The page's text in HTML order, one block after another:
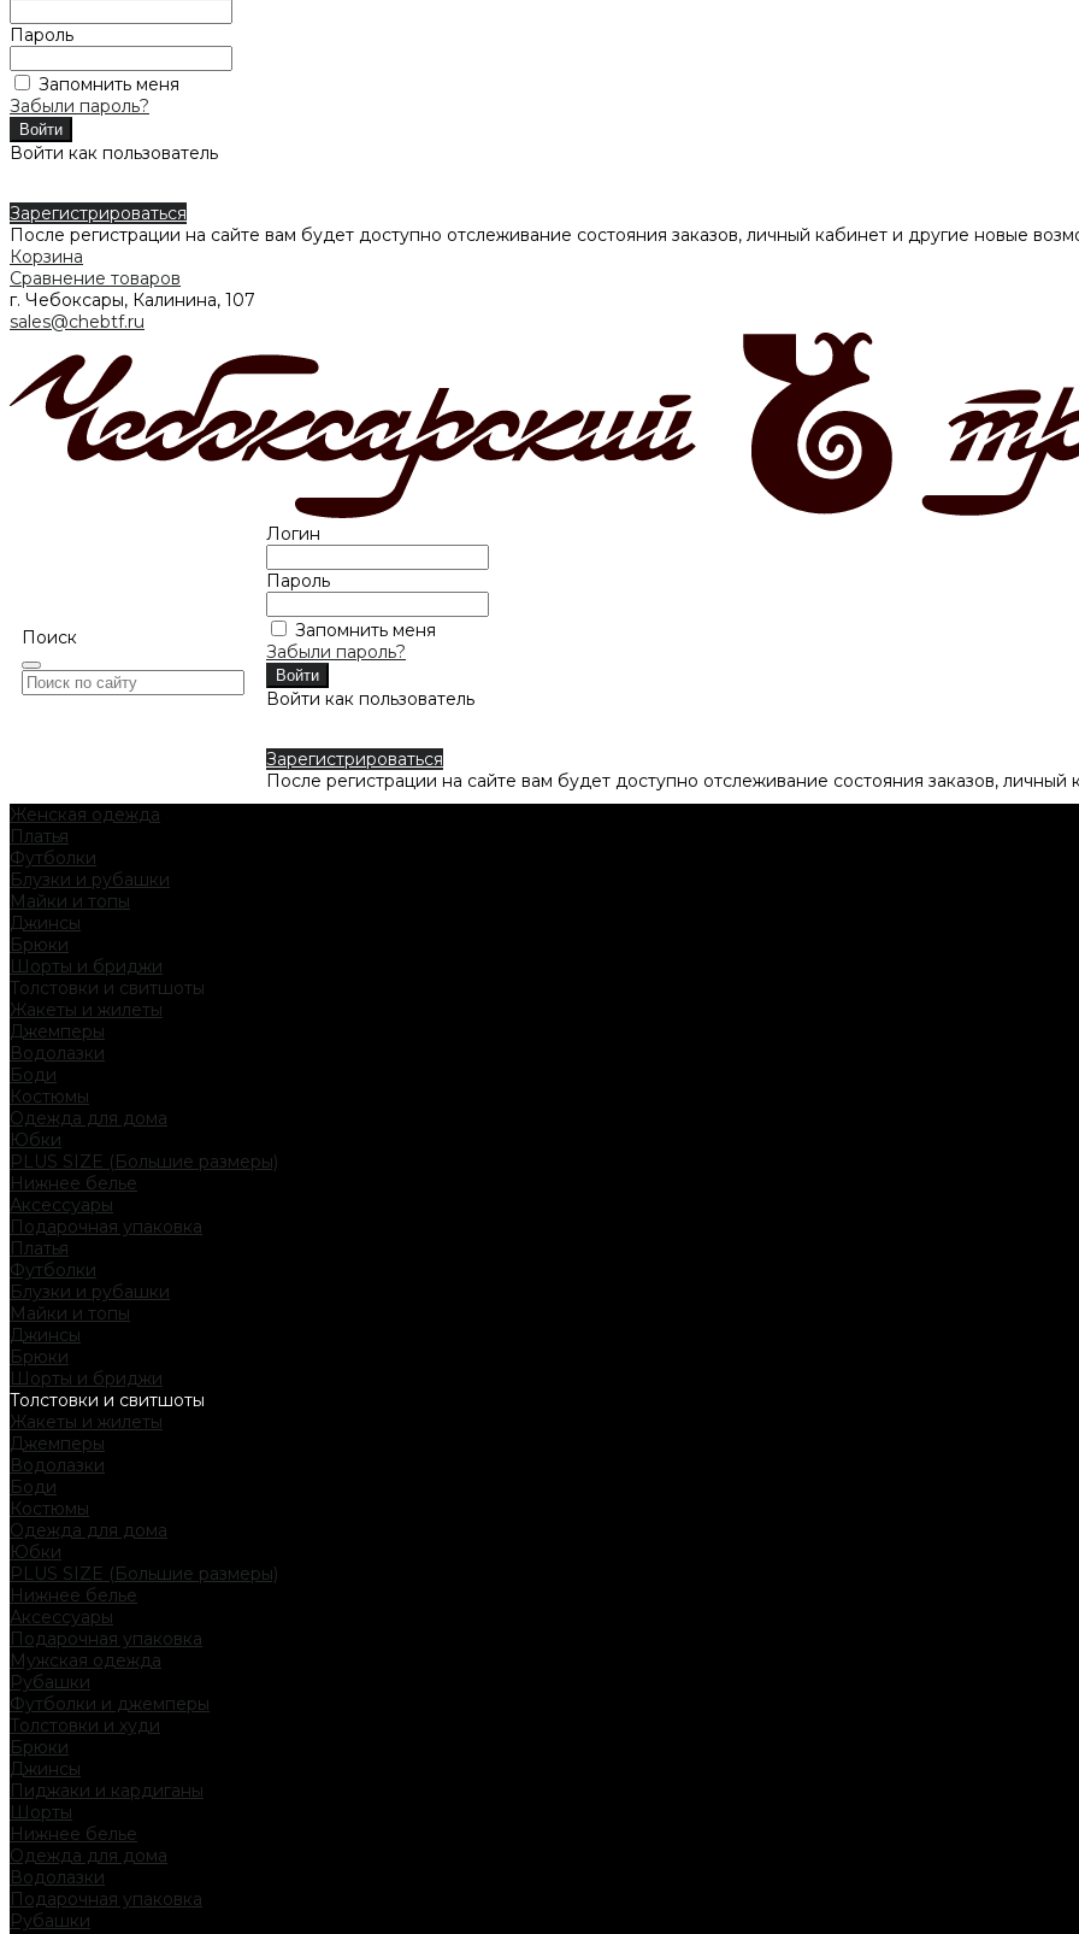
Пароль
Запомнить меня
Забыли пароль?
Войти как пользователь
Зарегистрироваться
После регистрации на сайте вам будет доступно отслеживание состояния заказов, личный кабинет и другие новые
Корзина
Сравнение товаров
г. Чебоксары, Калинина, 107
sales@chebtf.ru
Поиск
Логин
Пароль
Запомнить меня
Забыли пароль?
Войти как пользователь
Зарегистрироваться
После регистрации на сайте вам будет доступно отслеживание состояния заказов,
Женская одежда
Платья
Футболки
Блузки и рубашки
Майки и топы
Джинсы
Брюки
Шорты и бриджи
Толстовки и свитшоты
Жакеты и жилеты
Джемперы
Водолазки
Боди
Костюмы
Одежда для дома
Юбки
PLUS SIZE (Большие размеры)
Нижнее белье
Аксессуары
Подарочная упаковка
Платья
Футболки
Блузки и рубашки
Майки и топы
Джинсы
Брюки
Шорты и бриджи
Толстовки и свитшоты
Жакеты и жилеты
Джемперы
Водолазки
Боди
Костюмы
Одежда для дома
Юбки
PLUS SIZE (Большие размеры)
Нижнее белье
Аксессуары
Подарочная упаковка
Мужская одежда
Рубашки
Футболки и джемперы
Толстовки и худи
Брюки
Джинсы
Пиджаки и кардиганы
Шорты
Нижнее белье
Одежда для дома
Водолазки
Подарочная упаковка
Рубашки